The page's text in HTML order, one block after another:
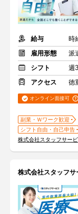
給与
時
雇用形態
派
シフト
週
アクセス
徳
オンライン面接可
副業・Ｗワーク歓迎
シフト自由・自己申告
株式会社スタッフサー
株式会社スタッフ